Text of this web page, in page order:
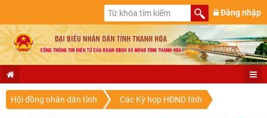
Đăng nhập
Hội đồng nhân dân tỉnh Các Kỳ họp HĐND tỉnh